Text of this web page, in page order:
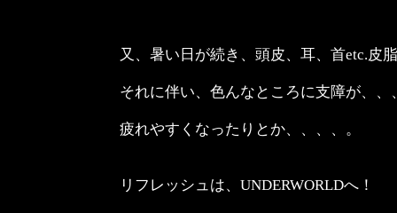
又、暑い日が続き、頭皮、耳、首etc.皮
それに伴い、色んなところに支障が、、
疲れやすくなったりとか、、、、。
リフレッシュは、UNDERWORLDへ！